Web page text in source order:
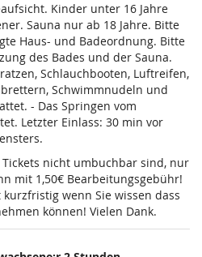
Kinder unter 16 Jahre
Sauna nur ab 18 Jahre. Bitte
Haus- und Badeordnung. Bitte
des Bades und der Sauna.
Schlauchbooten, Luftreifen,
Schwimmnudeln und
- Das Springen vom
Letzter Einlass: 30 min vor
nicht umbuchbar sind, nur
mit 1,50€ Bearbeitungsgebühr!
wenn Sie wissen dass
können! Vielen Dank.